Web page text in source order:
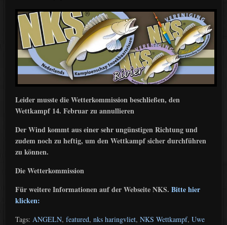
Leider musste die Wetterkommission beschließen, den
Wettkampf 14. Februar zu annullieren
Der Wind kommt aus einer sehr ungünstigen Richtung und
zudem noch zu heftig, um den Wettkampf sicher durchführen
zu können.
Die Wetterkommission
Für weitere Informationen auf der Webseite NKS. Bitte hier
klicken:
Tags: ANGELN, featured, nks haringvliet, NKS Wettkampf, Uwe